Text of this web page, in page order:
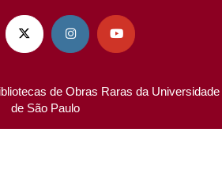
  
de Obras Raras da Universidade
de São Paulo